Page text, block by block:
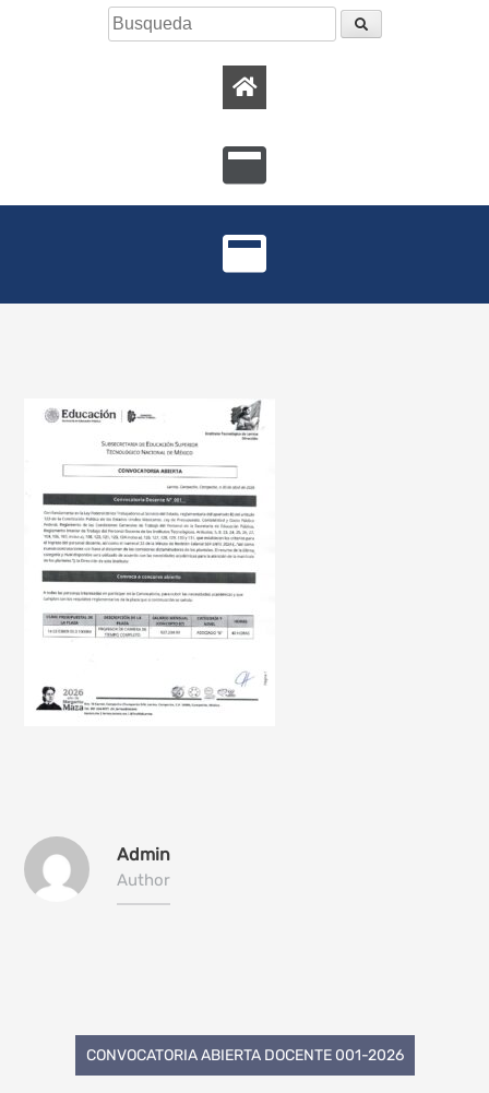
Admin
Author
CONVOCATORIA ABIERTA DOCENTE 001-2026